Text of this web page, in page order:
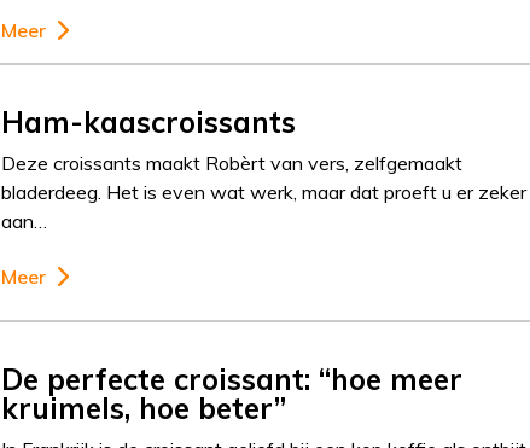
Meer
Ham-kaascroissants
Deze croissants maakt Robèrt van vers, zelfgemaakt
bladerdeeg. Het is even wat werk, maar dat proeft u er zeker
aan…
Meer
De perfecte croissant: “hoe meer
kruimels, hoe beter”